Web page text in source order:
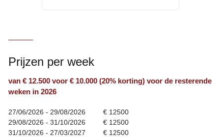
Prijzen per week
van € 12.500 voor € 10.000 (20% korting) voor de resterende
weken in 2026
27/06/2026 - 29/08/2026
€ 12500
29/08/2026 - 31/10/2026
€ 12500
31/10/2026 - 27/03/2027
€ 12500